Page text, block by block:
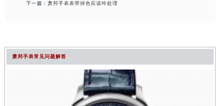
下一篇： 萧邦手表表带掉色应该咋处理
萧邦手表常见问题解答